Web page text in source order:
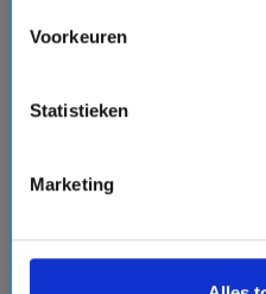
Voorkeuren
Statistieken
Marketing
Vergelijk